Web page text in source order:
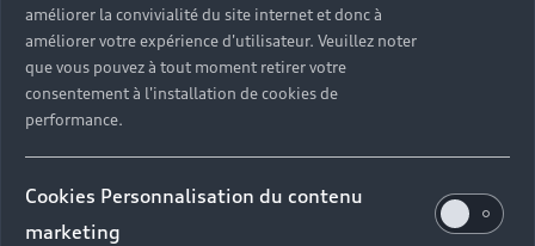
améliorer la convivialité du site internet et donc à
améliorer votre expérience d'utilisateur. Veuillez noter
que vous pouvez à tout moment retirer votre
consentement à l'installation de cookies de
performance.
Cookies Personnalisation du contenu
marketing